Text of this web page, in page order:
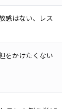
感はない、レス
をかけたくない